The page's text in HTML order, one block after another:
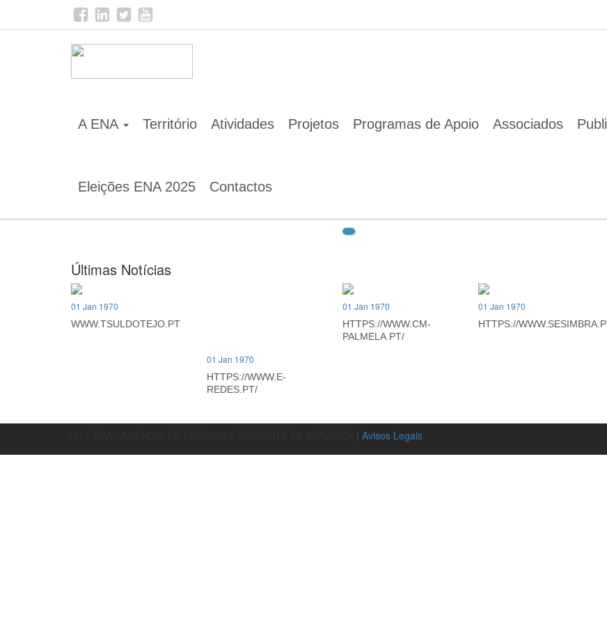
A ENA Território Atividades Projetos Programas de Apoio Associados
Eleições ENA 2025 Contactos
Home
Últimas Notícias
01 Jan 1970
WWW.TSULDOTEJO.PT
01 Jan 1970
HTTPS://WWW.E-
REDES.PT/
01 Jan 1970
HTTPS://WWW.CM-
PALMELA.PT/
01 Jan 1970
HTTPS://
| Avisos Legais